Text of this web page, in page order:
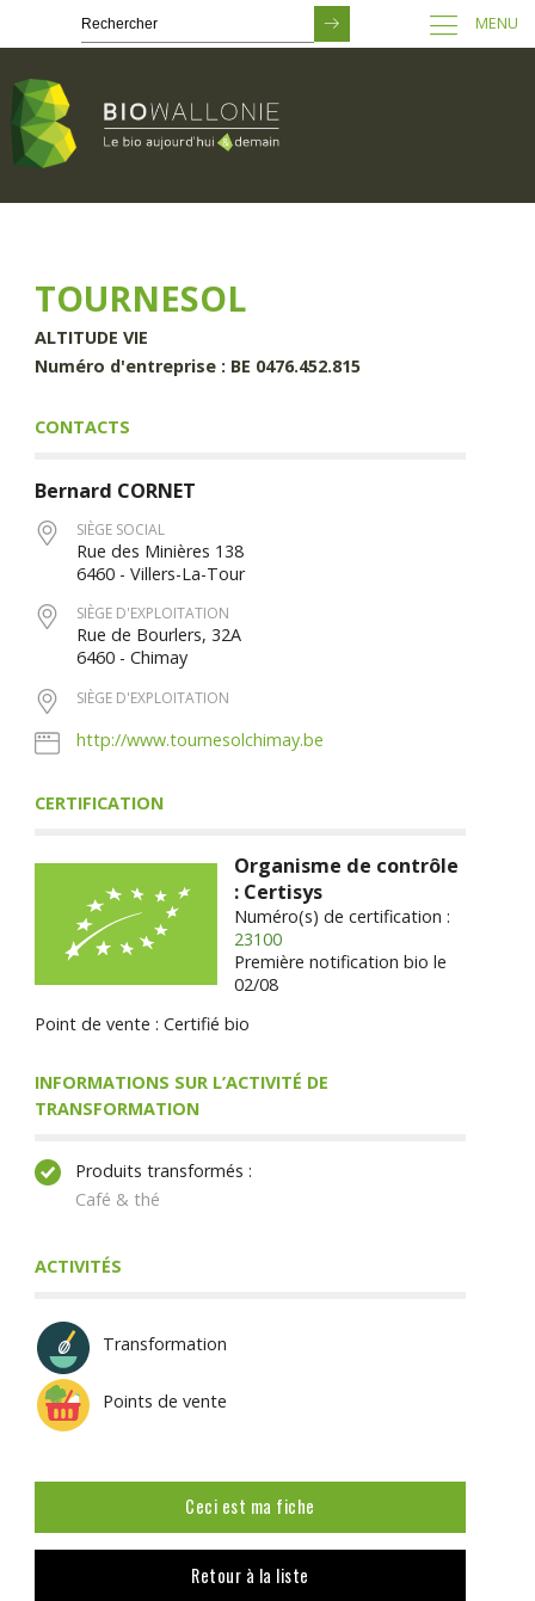
principal
MENU
TOURNESOL
ALTITUDE VIE
Numéro d'entreprise : BE 0476.452.815
CONTACTS
Bernard CORNET
SIÈGE SOCIAL
Rue des Minières 138
6460 - Villers-La-Tour
SIÈGE D'EXPLOITATION
Rue de Bourlers, 32A
6460 - Chimay
SIÈGE D'EXPLOITATION
http://www.tournesolchimay.be
CERTIFICATION
Organisme de contrôle
: Certisys
Numéro(s) de certification :
23100
Première notification bio le
02/08
Point de vente : Certifié bio
INFORMATIONS SUR L’ACTIVITÉ DE
TRANSFORMATION
Produits transformés :
Café & thé
ACTIVITÉS
Transformation
Points de vente
Ceci est ma fiche
Retour à la liste